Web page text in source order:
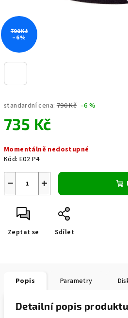
standardní cena: 790 Kč –6 %
735 Kč
cena:
Momentálně nedostupné
Kód: E02 P4
+
−
Zeptat se Sdílet
790 Kč
–6 %
Popis Parametry
Detailní popis produktu